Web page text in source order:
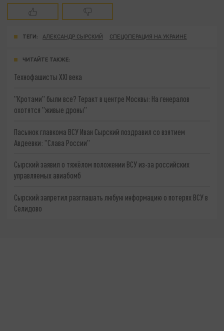
ТЕГИ: АЛЕКСАНДР СЫРСКИЙ СПЕЦОПЕРАЦИЯ НА УКРАИНЕ
ЧИТАЙТЕ ТАКЖЕ:
Технофашисты XXI века
"Кротами" были все? Теракт в центре Москвы: На генералов
охотятся "живые дроны"
Пасынок главкома ВСУ Иван Сырский поздравил со взятием
Авдеевки: "Слава России"
Сырский заявил о тяжёлом положении ВСУ из-за российских
управляемых авиабомб
Сырский запретил разглашать любую информацию о потерях ВСУ в
Селидово